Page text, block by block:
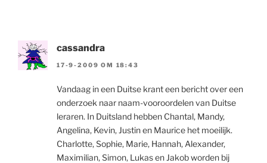
cassandra
17-9-2009 OM 18:43
Vandaag in een Duitse krant een bericht over een
onderzoek naar naam-vooroordelen van Duitse
leraren. In Duitsland hebben Chantal, Mandy,
Angelina, Kevin, Justin en Maurice het moeilijk.
Charlotte, Sophie, Marie, Hannah, Alexander,
Maximilian, Simon, Lukas en Jakob worden bij